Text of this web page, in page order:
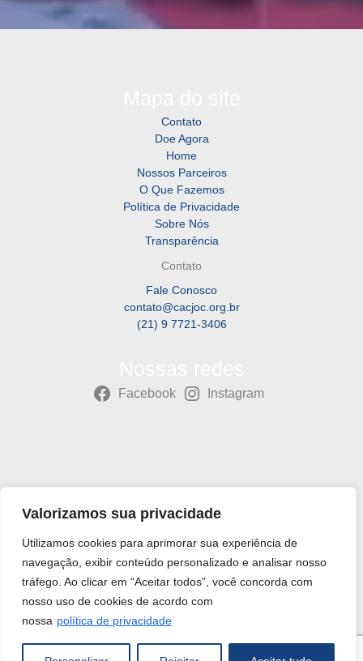
Valorizamos sua privacidade
Utilizamos cookies para aprimorar sua experiência de
navegação, exibir conteúdo personalizado e analisar nosso
tráfego. Ao clicar em “Aceitar todos”, você concorda com
nosso uso de cookies de acordo com
nossa política de privacidade
Contato
Doe Agora
Home
Nossos Parceiros
O Que Fazemos
Política de Privacidade
Sobre Nós
Transparência
Contato
Fale Conosco
contato@cacjoc.org.br
(21) 9 7721-3406
Facebook Instagram
João Custódio - CNPJ:36.563.443/0001-38